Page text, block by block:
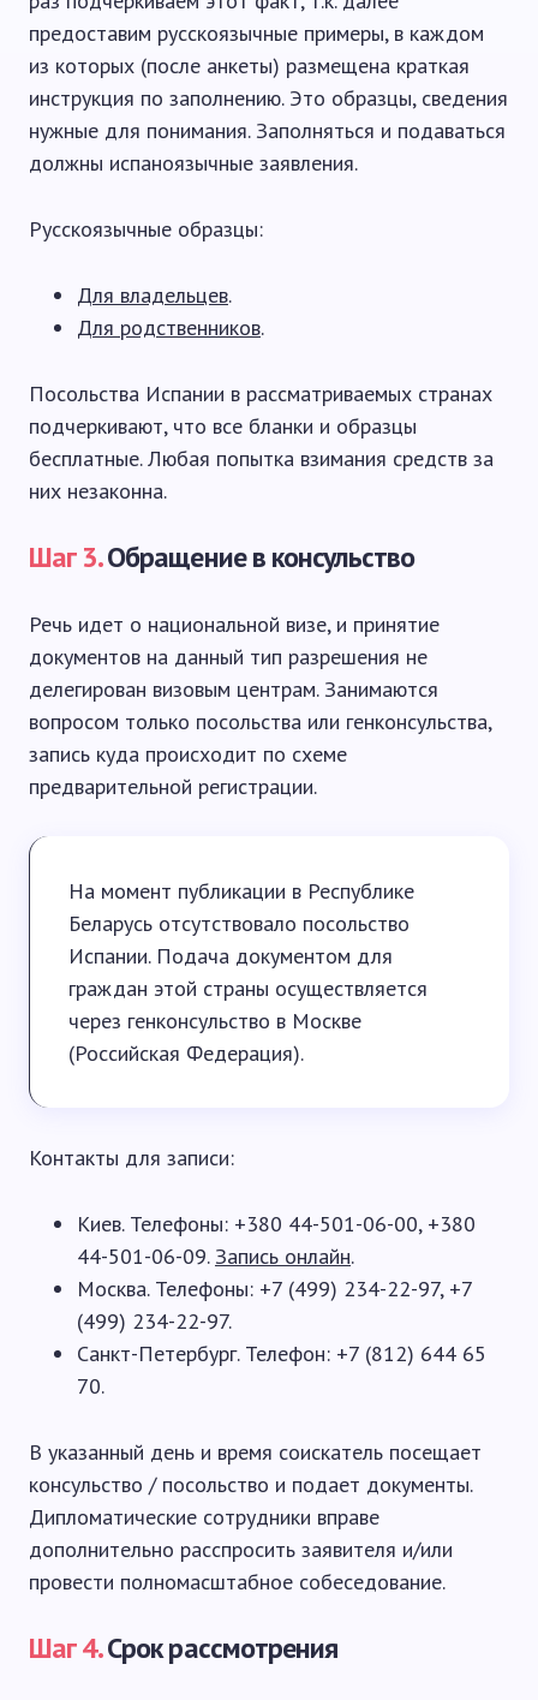
предоставим русскоязычные примеры, в каждом
из которых (после анкеты) размещена краткая
инструкция по заполнению. Это образцы, сведения
нужные для понимания. Заполняться и подаваться
должны испаноязычные заявления.
Русскоязычные образцы:
Для владельцев.
Для родственников.
Посольства Испании в рассматриваемых странах
подчеркивают, что все бланки и образцы
бесплатные. Любая попытка взимания средств за
них незаконна.
Шаг 3.Обращение в консульство
Речь идет о национальной визе, и принятие
документов на данный тип разрешения не
делегирован визовым центрам. Занимаются
вопросом только посольства или генконсульства,
запись куда происходит по схеме
предварительной регистрации.
На момент публикации в Республике
Беларусь отсутствовало посольство
Испании. Подача документом для
граждан этой страны осуществляется
через генконсульство в Москве
(Российская Федерация).
Контакты для записи:
Киев. Телефоны: +380 44-501-06-00, +380
44-501-06-09. Запись онлайн.
Москва. Телефоны: +7 (499) 234-22-97, +7
(499) 234-22-97.
Санкт-Петербург. Телефон: +7 (812) 644 65
70.
В указанный день и время соискатель посещает
консульство / посольство и подает документы.
Дипломатические сотрудники вправе
дополнительно расспросить заявителя и/или
провести полномасштабное собеседование.
Шаг 4.Срок рассмотрения